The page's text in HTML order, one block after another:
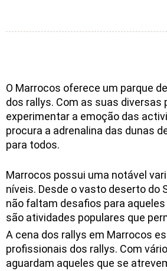
O Marrocos oferece um parque
dos rallys. Com as suas
experimentar a emoção das
procura a adrenalina das dunas
para todos.
Marrocos possui uma notável
níveis. Desde o vasto deserto do
não faltam desafios para
são atividades populares que
A cena dos rallys em Marrocos
profissionais dos rallys. Com
aguardam aqueles que se